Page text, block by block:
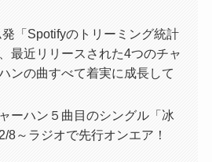
「Spotifyのトリーミング統計
最近リリースされた4つのチャ
ンの曲すべて着実に成長して
ーハン５曲目のシングル「冰
8～ラジオで先行オンエア！